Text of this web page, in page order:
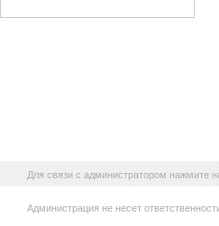
Для связи с администратором нажмите
Администрация не несет